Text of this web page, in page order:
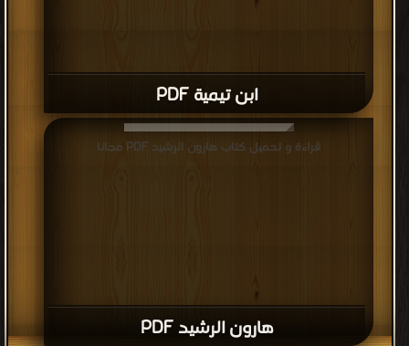
ابن تيمية PDF
هارون الرشيد PDF
قراءة و تحميل كتاب هارون الرشيد PDF مجانا